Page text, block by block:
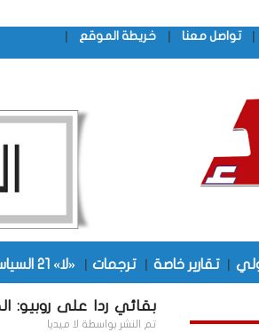
| تواصل معنا | خريطة الموقع |
| تقارير خاصة | ترجمات | «لا» 21 السياسي
بقائي ردا على روبيو:
تم النشر بواسطة لا ميديا